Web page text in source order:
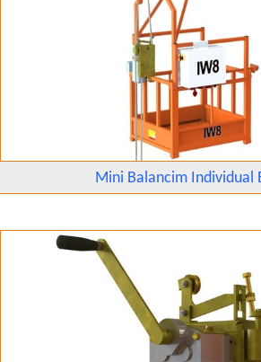
Mini Balancim Individual